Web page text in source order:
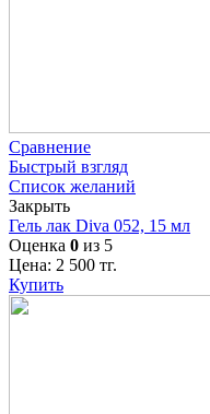
Сравнение
Быстрый взгляд
Список желаний
Закрыть
Гель лак Diva 052, 15 мл
Оценка 0 из 5
Цена: 2 500 тг.
Купить